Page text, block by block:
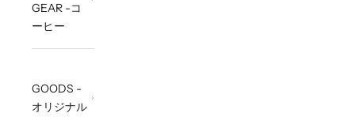
GEAR -コ
ーヒー
GOODS -
オリジナル